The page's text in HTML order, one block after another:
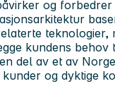
og forbedrer
teknologier,
kundens behov
del av et av
og dyktige